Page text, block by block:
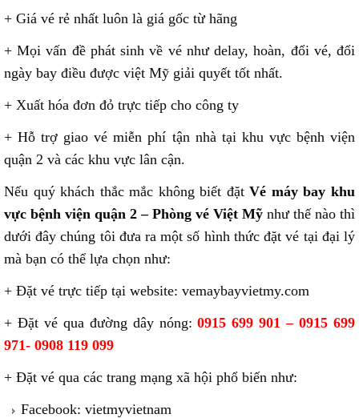
+ Giá vé rẻ nhất luôn là giá gốc từ hãng
+ Mọi vấn đề phát sinh về vé như delay, hoàn, đổi vé, đổi
ngày bay điều được việt Mỹ giải quyết tốt nhất.
+ Xuất hóa đơn đỏ trực tiếp cho công ty
+ Hỗ trợ giao vé miễn phí tận nhà tại khu vực bệnh viện
quận 2 và các khu vực lân cận.
Nếu quý khách thắc mắc không biết đặtVé máy bay khu
vực bệnh viện quận 2 – Phòng vé Việt Mỹ như thế nào thì
dưới đây chúng tôi đưa ra một số hình thức đặt vé tại đại lý
mà bạn có thể lựa chọn như:
+ Đặt vé trực tiếp tại website: vemaybayvietmy.com
+ Đặt vé qua đường dây nóng:0915 699 901 – 0915 699
971- 0908 119 099
+ Đặt vé qua các trang mạng xã hội phổ biến như:
Facebook: vietmyvietnam